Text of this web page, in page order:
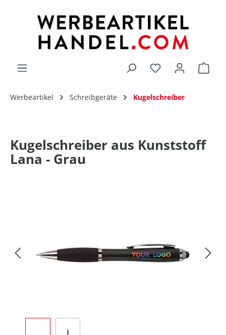
Du hast 0
Werbeartikel Schreibgeräte Kugelschreiber
Kugelschreiber aus Kunststoff
Lana - Grau